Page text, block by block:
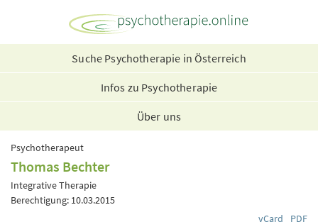
Suche Psychotherapie in Österreich
Infos zu Psychotherapie
Über uns
Psychotherapeut
Thomas Bechter
Integrative Therapie
Berechtigung: 10.03.2015
vCard
PDF